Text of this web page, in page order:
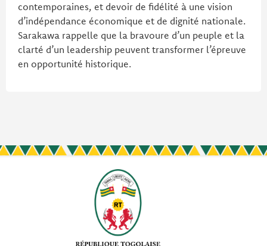
contemporaines, et devoir de fidélité à une vision
d’indépendance économique et de dignité nationale.
Sarakawa rappelle que la bravoure d’un peuple et la
clarté d’un leadership peuvent transformer l’épreuve
en opportunité historique.